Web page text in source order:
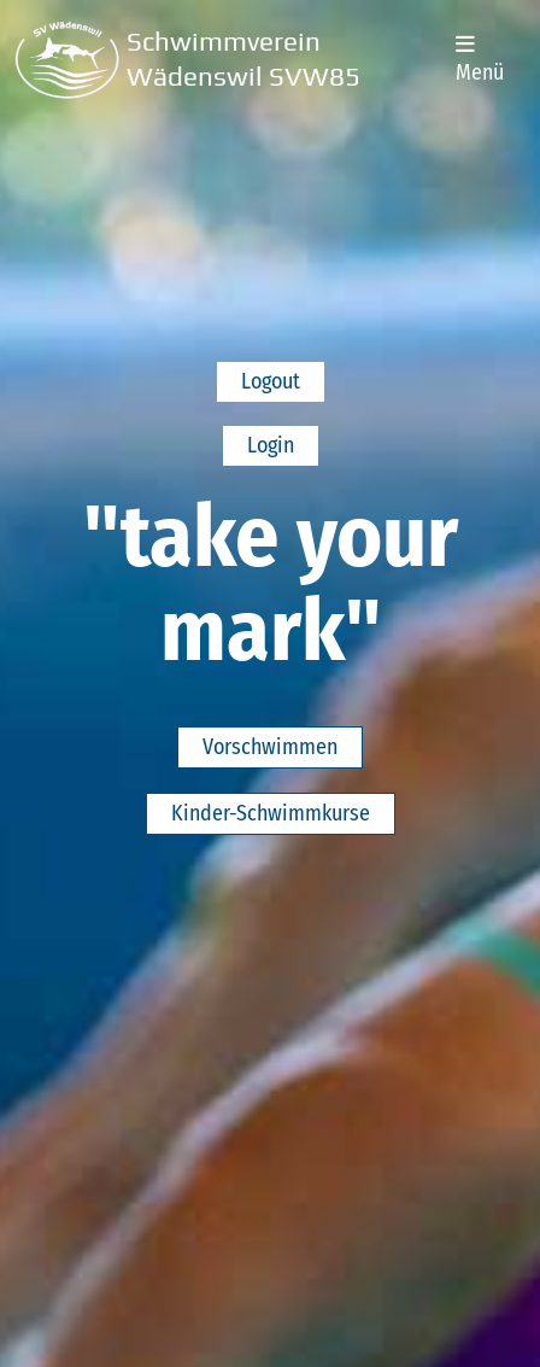
Schwimmverein
Wädenswil SVW85
Menü
Logout
Login
"take your
mark"
Vorschwimmen
Kinder-Schwimmkurse